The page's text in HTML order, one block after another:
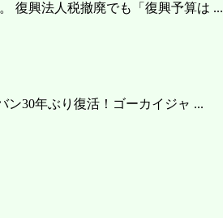
復興法人税撤廃でも「復興予算は ...
ン30年ぶり復活！ゴーカイジャ ...